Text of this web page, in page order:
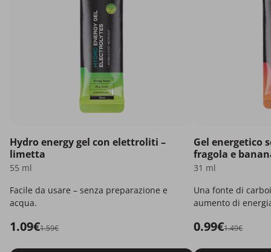
Hydro energy gel con elettroliti –
limetta
55 ml
Facile da usare – senza preparazione e
acqua.
1.09€1.59€
Gel energetico
fragola e
31 ml
Una fonte di
aumento di
0.99€1.49€